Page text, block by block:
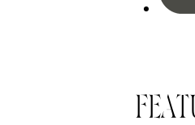
FEAT